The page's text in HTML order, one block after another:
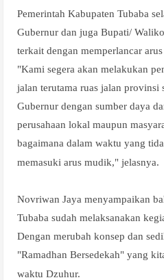
Pemerintah Kabupaten Tubaba
Gubernur dan juga Bupati/
terkait dengan memperlancar
"Kami segera akan melakukan
jalan terutama ruas jalan provinsi
Gubernur dengan sumber daya
perusahaan lokal maupun
bagaimana dalam waktu yang
memasuki arus mudik," jelasnya.
Novriwan Jaya menyampaikan
Tubaba sudah melaksanakan
Dengan merubah konsep dan
"Ramadhan Bersedekah" yang
waktu Dzuhur.